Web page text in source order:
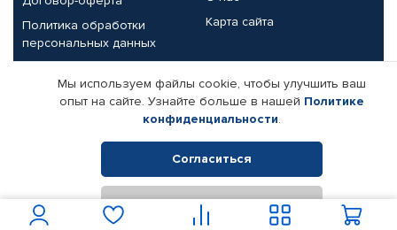
Политика обработки
персональных данных
Карта сайта
Партнерам
Корпоративным клиентам
Поставщикам
Реквизиты компании
© КАМАЗ ЦЕНТР ДОНЕЦК, 2015-2026. Все права защищены.
Интернет-магазин автомобильных товаров Автопрофи.
Мы используем файлы cookie, чтобы улучшить ваш
опыт на сайте. Узнайте больше в нашей Политике
конфиденциальности.
Согласиться
Отклонить